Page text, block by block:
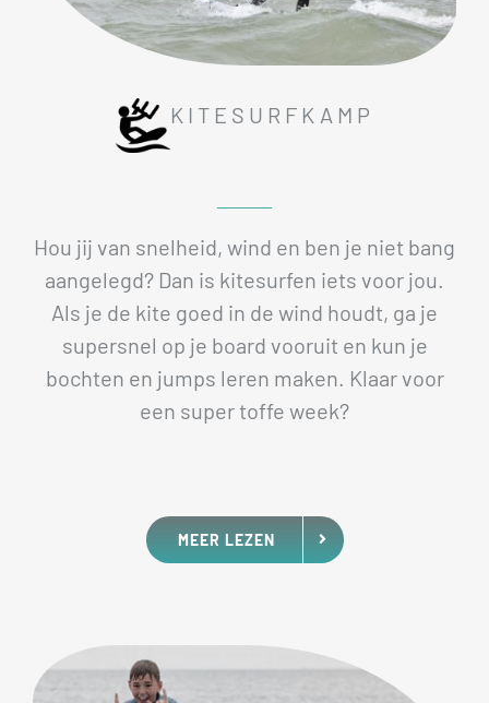
KITESURFKAMP
Hou jij van snelheid, wind en ben je niet bang
aangelegd? Dan is kitesurfen iets voor jou.
Als je de kite goed in de wind houdt, ga je
supersnel op je board vooruit en kun je
bochten en jumps leren maken. Klaar voor
een super toffe week?
MEER LEZEN